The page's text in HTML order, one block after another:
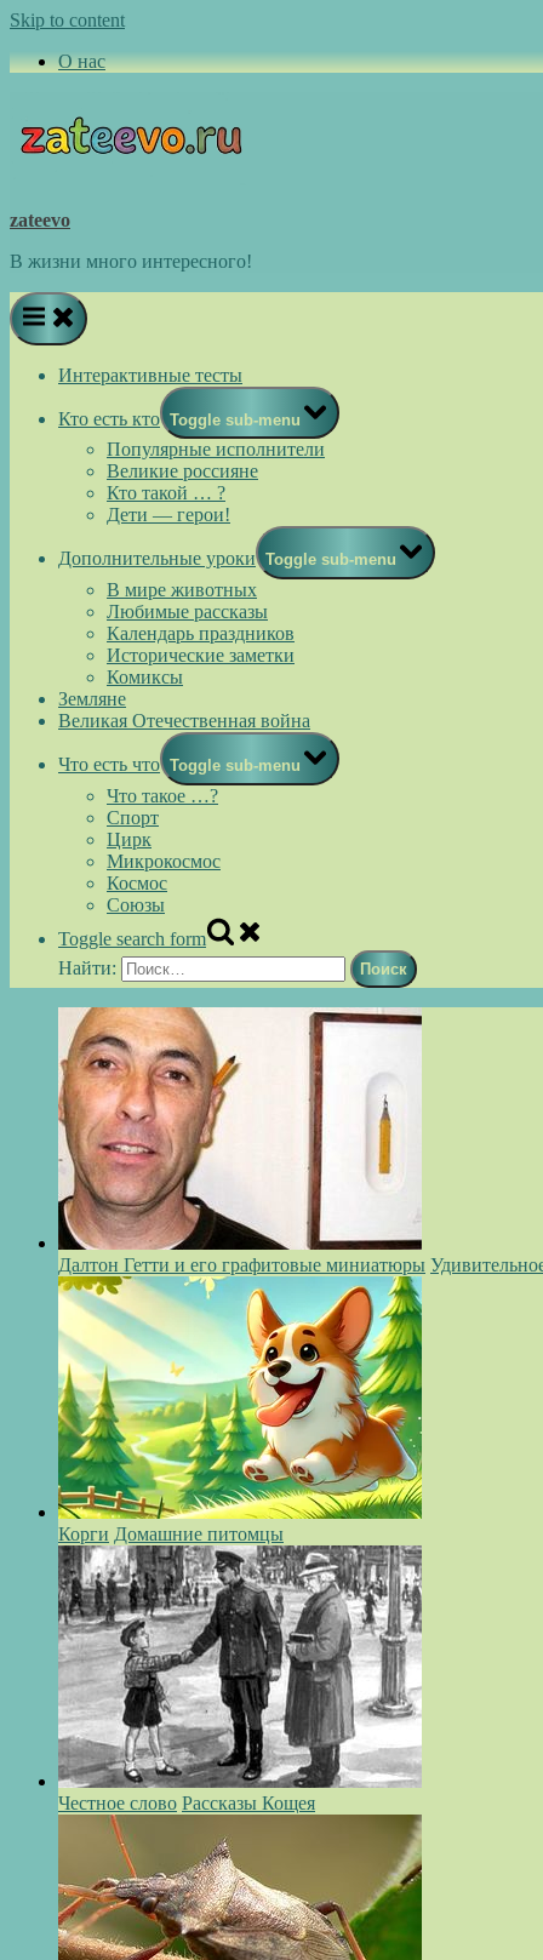
Skip to content
О нас
zateevo
В жизни много интересного!
Интерактивные тесты
Кто есть кто Toggle sub-menu
Популярные исполнители
Великие россияне
Кто такой … ?
Дети — герои!
Дополнительные уроки Toggle sub-menu
В мире животных
Любимые рассказы
Календарь праздников
Исторические заметки
Комиксы
Земляне
Великая Отечественная война
Что есть что Toggle sub-menu
Что такое …?
Спорт
Цирк
Микрокосмос
Космос
Союзы
Toggle search form
Найти:
Далтон Гетти и его графитовые миниатюры
Корги Домашние питомцы
Честное слово Рассказы Кощея